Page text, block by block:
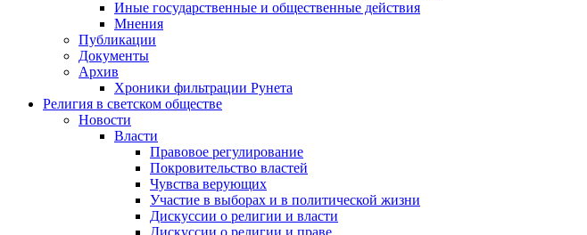
Иные государственные и общественные действия
Мнения
Публикации
Документы
Архив
Хроники фильтрации Рунета
Религия в светском обществе
Новости
Власти
Правовое регулирование
Покровительство властей
Чувства верующих
Участие в выборах и в политической жизни
Дискуссии о религии и власти